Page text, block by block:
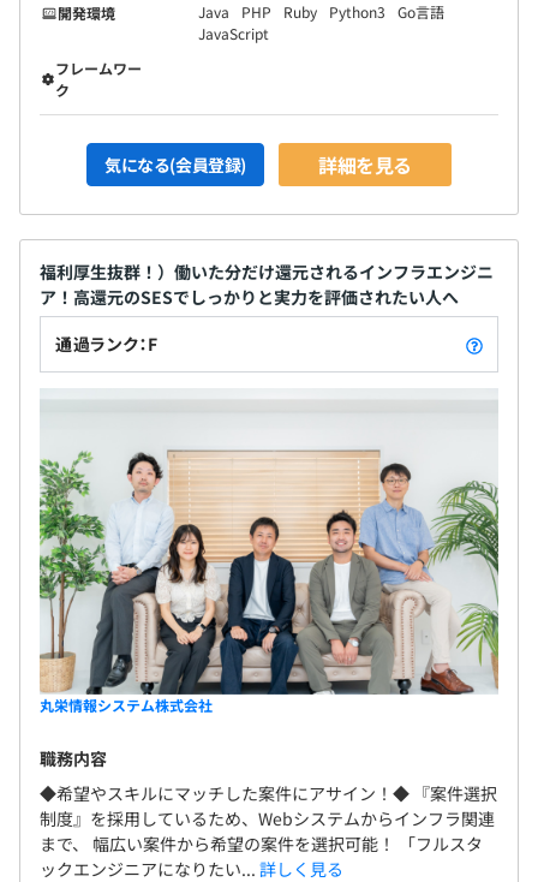
開発環境
Java PHP Ruby Python3
Go言語
JavaScript
フレームワー
ク
気になる(会員登録) 詳細を見る
福利厚生抜群！）働いた分だけ還元されるインフラエンジニ
ア！高還元のSESでしっかりと実力を評価されたい人へ
通過ランク：F
丸栄情報システム株式会社
職務内容
◆希望やスキルにマッチした案件にアサイン！◆ 『案件選択
制度』を採用しているため、Webシステムからインフラ関連
まで、 幅広い案件から希望の案件を選択可能！ 「フルスタ
ックエンジニアになりたい... 詳しく見る